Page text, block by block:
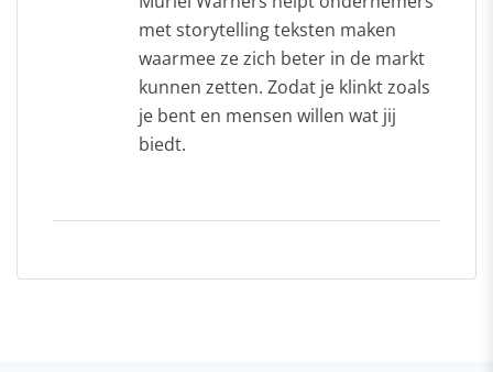
met storytelling teksten maken
waarmee ze zich beter in de markt
kunnen zetten. Zodat je klinkt zoals
je bent en mensen willen wat jij
biedt.